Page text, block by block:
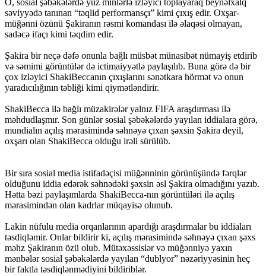
səviyyədə tanınan “təqlid performansçı” kimi çıxış edir. Oxşar-
müğənni özünü Şakiranın rəsmi komandası ilə əlaqəsi olmayan,
sadəcə ifaçı kimi təqdim edir.
Şakira bir neçə dəfə onunla bağlı müsbət münasibət nümayiş etdirib
və səmimi görüntülər də ictimaiyyətlə paylaşılıb. Buna görə də bir
çox izləyici ShakiBeccanın çıxışlarını sənətkara hörmət və onun
yaradıcılığının təbliği kimi qiymətləndirir.
ShakiBecca ilə bağlı müzakirələr yalnız FIFA araşdırması ilə
məhdudlaşmır. Son günlər sosial şəbəkələrdə yayılan iddialara görə,
mundialın açılış mərasimində səhnəyə çıxan şəxsin Şakira deyil,
oxşarı olan ShakiBecca olduğu irəli sürülüb.
Bir sıra sosial media istifadəçisi müğənninin görünüşündə fərqlər
olduğunu iddia edərək səhnədəki şəxsin əsl Şakira olmadığını yazıb.
Hətta bəzi paylaşımlarda ShakiBecca-nın görüntüləri ilə açılış
mərasimindən olan kadrlar müqayisə olunub.
Lakin nüfulu media orqanlarının apardığı araşdırmalar bu iddiaları
təsdiqləmir. Onlar bildirir ki, açılış mərasimində səhnəyə çıxan şəxs
məhz Şakiranın özü olub. Mütəxəssislər və müğənniyə yaxın
mənbələr sosial şəbəkələrdə yayılan “dublyor” nəzəriyyəsinin heç
bir faktla təsdiqlənmədiyini bildiriblər.